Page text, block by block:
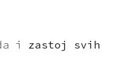
i
zastoj svih